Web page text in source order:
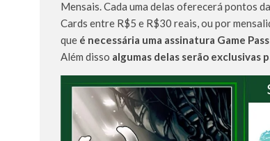
Mensais. Cada uma delas oferecerá pontos
Cards entre R$5 e R$30 reais, ou por
que é necessária uma assinatura Game
Além disso algumas delas serão exclusivas